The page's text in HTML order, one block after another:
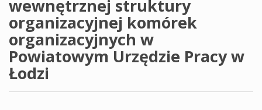
wewnętrznej struktury
organizacyjnej komórek
organizacyjnych w
Powiatowym Urzędzie Pracy w
Łodzi